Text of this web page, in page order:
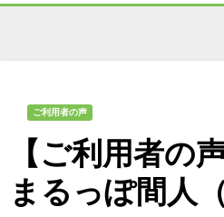
ご利用者の声
【ご利用者の
まるっぽ間人